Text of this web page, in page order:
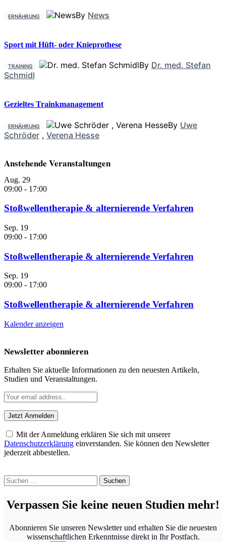
ERNÄHRUNG By News
Sport mit Hüft- oder Knieprothese
TRAINING By Dr. med. Stefan
Schmidl
Gezieltes Trainkmanagement
ERNÄHRUNG By Uwe
Schröder , Verena Hesse
Anstehende Veranstaltungen
Aug. 29
09:00 - 17:00
Stoßwellentherapie & alternierende Verfahren
Sep. 19
09:00 - 17:00
Stoßwellentherapie & alternierende Verfahren
Sep. 19
09:00 - 17:00
Stoßwellentherapie & alternierende Verfahren
Kalender anzeigen
Newsletter abonnieren
Erhalten Sie aktuelle Informationen zu den neuesten Artikeln,
Studien und Veranstaltungen.
Mit der Anmeldung erklären Sie sich mit unserer
Datenschutzerklärung einverstanden. Sie können den Newsletter
jederzeit abbestellen.
Suchen
nach:
Verpassen Sie keine neuen Studien mehr!
Abonnieren Sie unseren Newsletter und erhalten Sie die neuesten
wissenschaftlichen Erkenntnisse direkt in Ihr Postfach.